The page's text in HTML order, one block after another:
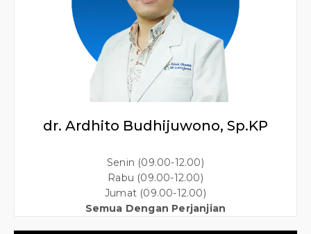
dr. Ardhito Budhijuwono, Sp.KP
Senin (09.00-12.00)
Rabu (09.00-12.00)
Jumat (09.00-12.00)
Semua Dengan Perjanjian